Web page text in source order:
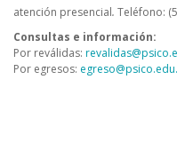
atención presencial. Teléfono:
Consultas e información:
Por reválidas:
Por egresos: